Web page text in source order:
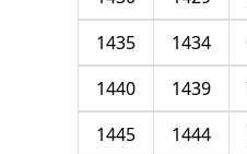
1434
1435
1439
1440
1444
1445